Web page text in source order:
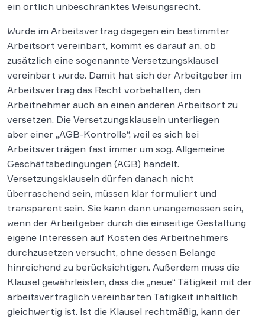
ein örtlich unbeschränktes Weisungsrecht.
Wurde im Arbeitsvertrag dagegen ein bestimmter
Arbeitsort vereinbart, kommt es darauf an, ob
zusätzlich eine sogenannte Versetzungsklausel
vereinbart wurde. Damit hat sich der Arbeitgeber im
Arbeitsvertrag das Recht vorbehalten, den
Arbeitnehmer auch an einen anderen Arbeitsort zu
versetzen. Die Versetzungsklauseln unterliegen
aber einer „AGB-Kontrolle“, weil es sich bei
Arbeitsverträgen fast immer um sog. Allgemeine
Geschäftsbedingungen (AGB) handelt.
Versetzungsklauseln dürfen danach nicht
überraschend sein, müssen klar formuliert und
transparent sein. Sie kann dann unangemessen sein,
wenn der Arbeitgeber durch die einseitige Gestaltung
eigene Interessen auf Kosten des Arbeitnehmers
durchzusetzen versucht, ohne dessen Belange
hinreichend zu berücksichtigen. Außerdem muss die
Klausel gewährleisten, dass die „neue“ Tätigkeit mit der
arbeitsvertraglich vereinbarten Tätigkeit inhaltlich
gleichwertig ist. Ist die Klausel rechtmäßig, kann der